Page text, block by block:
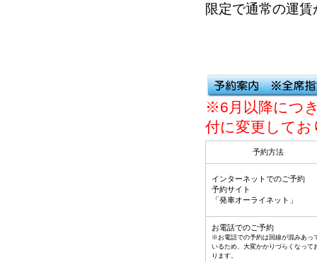
限定で通常の運
※6月以降につ
付に変更してお
予約方法
インターネットでのご予約
予約サイト
「発車オーライネット」
お電話でのご予約
※お電話での予約は回線が混みあっ
いるため、大変かかりづらくなって
ります。